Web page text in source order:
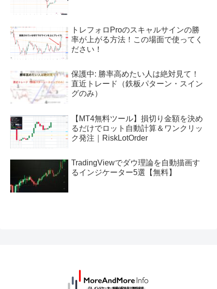
トレフォロProのスキャルサインの勝
率が上がる方法！この場面で使ってく
ださい！
保護中: 勝率高めたい人は絶対見て！
直近トレード（鉄板パターン・スイン
グのみ）
【MT4無料ツール】損切り金額を決め
るだけでロット自動計算＆ワンクリッ
ク発注｜RiskLotOrder
TradingViewでダウ理論を自動描画す
るインジケーター5選【無料】